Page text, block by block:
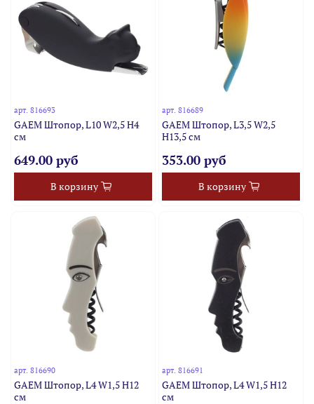
арт.816693
GAEM Штопор, L10 W2,5 H4
см
649.00 руб
В корзину
арт. 816689
GAEM Штопор, L3,5 W2,5
H13,5 см
353.00 руб
В корзину
арт.816690
GAEM Штопор, L4 W1,5 H12
см
арт. 816691
GAEM Штопор, L4 W1,5 H12
см